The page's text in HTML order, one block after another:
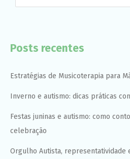
Posts recentes
Estratégias de Musicoterapia para
Inverno e autismo: dicas práticas
Festas juninas e autismo: como
celebração
Orgulho Autista, representatividade